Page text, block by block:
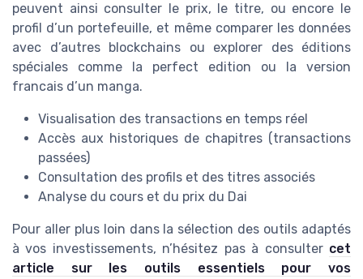
peuvent ainsi consulter le prix, le titre, ou encore le
profil d’un portefeuille, et même comparer les données
avec d’autres blockchains ou explorer des éditions
spéciales comme la perfect edition ou la version
francais d’un manga.
Visualisation des transactions en temps réel
Accès aux historiques de chapitres (transactions
passées)
Consultation des profils et des titres associés
Analyse du cours et du prix du Dai
Pour aller plus loin dans la sélection des outils adaptés
à vos investissements, n’hésitez pas à consulter cet
article sur les outils essentiels pour vos